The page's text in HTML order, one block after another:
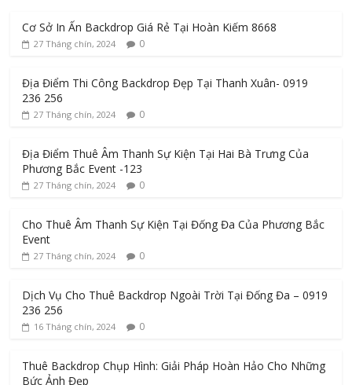
Cơ Sở In Ấn Backdrop Giá Rẻ Tại Hoàn Kiếm 8668
27 Tháng chín, 2024 0
Địa Điểm Thi Công Backdrop Đẹp Tại Thanh Xuân- 0919
236 256
27 Tháng chín, 2024 0
Địa Điểm Thuê Âm Thanh Sự Kiện Tại Hai Bà Trưng Của
Phương Bắc Event -123
27 Tháng chín, 2024 0
Cho Thuê Âm Thanh Sự Kiện Tại Đống Đa Của Phương Bắc
Event
27 Tháng chín, 2024 0
Dịch Vụ Cho Thuê Backdrop Ngoài Trời Tại Đống Đa – 0919
236 256
16 Tháng chín, 2024 0
Thuê Backdrop Chụp Hình: Giải Pháp Hoàn Hảo Cho Những
Bức Ảnh Đẹp